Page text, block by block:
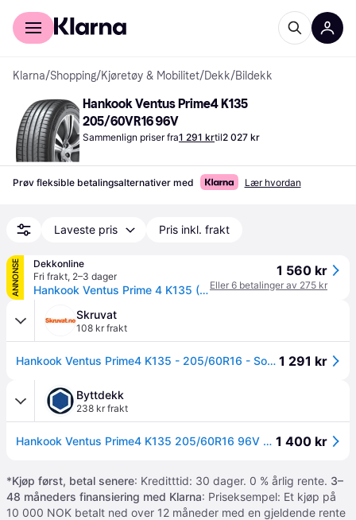
For kunder
Klarna/Shopping/Kjøretøy & Mobilitet/Dekk/Bildekk
Hankook Ventus Prime4 K135
205/60VR16 96V
Sammenlign priser fra1 291 krtil2 027 kr
Prøv fleksible betalingsalternativer med Lær hvordan
Laveste pris Pris inkl. frakt
ANNONSE
Dekkonline
Fri frakt, 2–3 dager
Hankook Ventus Prime 4 K135 ( 205/60 R16 96V XL 4PR SBL )
1 560 kr
Eller 6 betalinger av 275 kr
Skruvat
108 kr frakt
Hankook Ventus Prime4 K135 - 205/60R16 - Sommardäck 1 291 kr
Byttdekk
238 kr frakt
Hankook Ventus Prime4 K135 205/60R16 96V - Sommerdekk 1 400 kr
*Kjøp først, betal senere: Kreditttid: 30 dager. 0 % årlig rente. 3–
48 måneders finansiering med Klarna: Priseksempel: Et kjøp på
10 000 NOK betalt ned over 12 måneder med en gjeldende rente